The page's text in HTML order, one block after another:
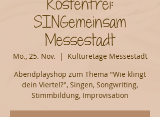
Kostenfrei:
SINGemeinsam
Messestadt
Mo., 25. Nov.
  |
Kulturetage Messestadt
Abendplayshop zum Thema "Wie klingt
dein Viertel?", Singen, Songwriting,
Stimmbildung, Improvisation